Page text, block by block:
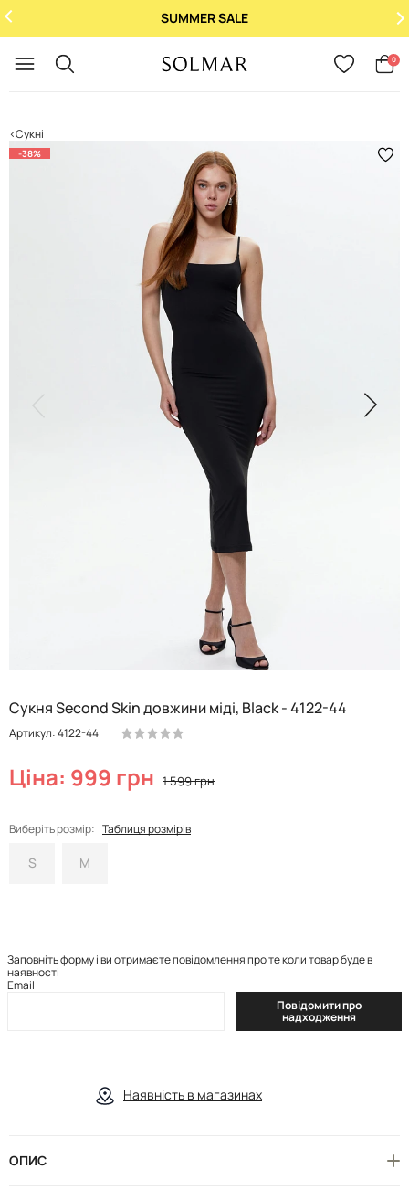
SUMMER SALE
0
Сукні
-38%
Сукня Second Skin довжини міді, Black - 4122-44
Артикул: 4122-44
Ціна: 999 грн 1 599 грн
Виберіть розмір: Таблиця розмірів
S M
Заповніть форму і ви отримаєте повідомлення про те коли товар буде в
наявності
Email
Повідомити про
надходження
Наявність в магазинах
ОПИС